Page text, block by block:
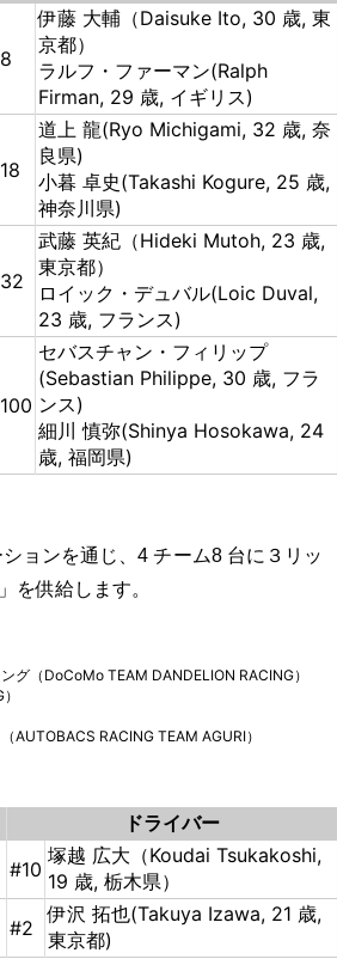
伊藤 大輔（Daisuke Ito, 30 歳, 東
京都）
ラルフ・ファーマン(Ralph
Firman, 29 歳, イギリス)
道上 龍(Ryo Michigami, 32 歳, 奈
良県)
小暮 卓史(Takashi Kogure, 25 歳,
神奈川県)
武藤 英紀（Hideki Mutoh, 23 歳,
東京都）
ロイック・デュバル(Loic Duval,
23 歳, フランス)
セバスチャン・フィリップ
(Sebastian Philippe, 30 歳, フラ
ンス)
細川 慎弥(Shinya Hosokawa, 24
歳, 福岡県)
ョンを通じ、4 チーム8 台に３リッ
を供給します。
グ（DoCoMo TEAM DANDELION RACING）
AUTOBACS RACING TEAM AGURI）
ドライバー
#10
塚越 広大（Koudai Tsukakoshi,
19 歳, 栃木県）
#2
伊沢 拓也(Takuya Izawa, 21 歳,
東京都)